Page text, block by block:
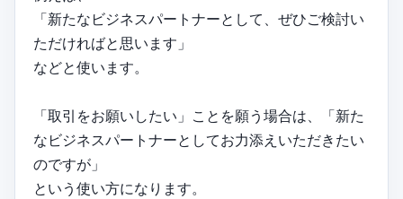
「新たなビジネスパートナーとして、ぜひご検討い
ただければと思います」
などと使います。
「取引をお願いしたい」ことを願う場合は、「新た
なビジネスパートナーとしてお力添えいただきたい
のですが」
という使い方になります。